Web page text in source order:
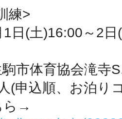
練>
1日(土)16:00～2
駒市体育協会滝寺
(申込順、お泊り
ら→
日置